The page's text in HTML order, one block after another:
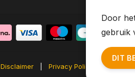
Disclaimer Privacy Policy Sitemap
Door
gebruik
DIT